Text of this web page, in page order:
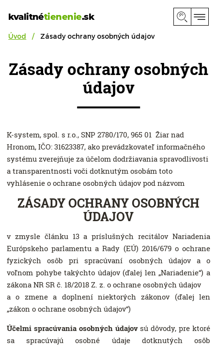
kvalitnétienenie.sk
Úvod Zásady ochrany osobných údajov
Zásady ochrany osobných
údajov
K-system, spol. s r.o., SNP 2780/170, 965 01 Žiar nad
Hronom, IČO: 31623387, ako prevádzkovateľ informačného
systému zverejňuje za účelom dodržiavania spravodlivosti
a transparentnosti voči dotknutým osobám toto
vyhlásenie o ochrane osobných údajov pod názvom
ZÁSADY OCHRANY OSOBNÝCH
ÚDAJOV
v zmysle článku 13 a príslušných recitálov Nariadenia
Európskeho parlamentu a Rady (EÚ) 2016/679 o ochrane
fyzických osôb pri spracúvaní osobných údajov a o
voľnom pohybe takýchto údajov (ďalej len „Nariadenie“) a
zákona NR SR č. 18/2018 Z. z. o ochrane osobných údajov
a o zmene a doplnení niektorých zákonov (ďalej len
„zákon o ochrane osobných údajov“)
Účelmi spracúvania osobných údajovsú dôvody, pre ktoré
sa spracúvajú osobné údaje dotknutých osôb